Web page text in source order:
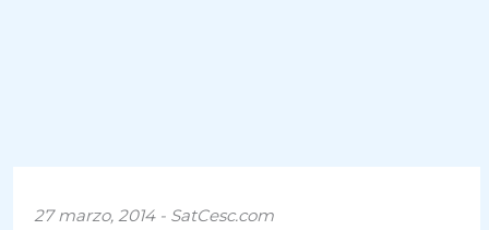
27 marzo, 2014 - SatCesc.com